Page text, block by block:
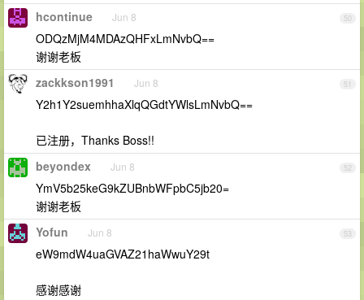
50
hcontinue Jun 8
ODQzMjM4MDAzQHFxLmNvbQ==
谢谢老板
51
zackkson1991 Jun 8
Y2h1Y2suemhhaXlqQGdtYWlsLmNvbQ==
已注册，Thanks Boss!!
52
beyondex Jun 8
YmV5b25keG9kZUBnbWFpbC5jb20=
谢谢老板
53
Yofun Jun 8
eW9mdW4uaGVAZ21haWwuY29t
感谢感谢